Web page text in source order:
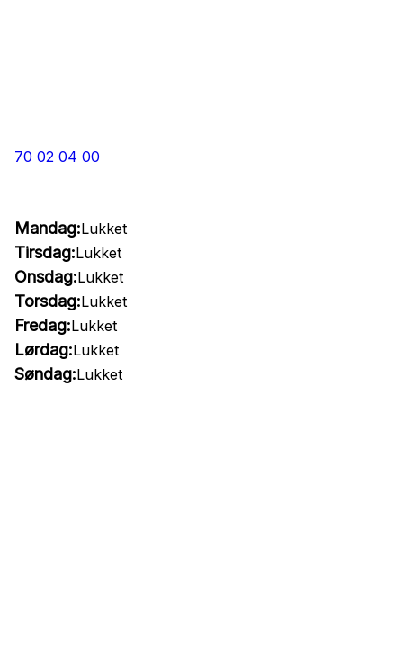
70 02 04 00
Mandag:Lukket
Tirsdag:Lukket
Onsdag:Lukket
Torsdag:Lukket
Fredag:Lukket
Lørdag:Lukket
Søndag:Lukket